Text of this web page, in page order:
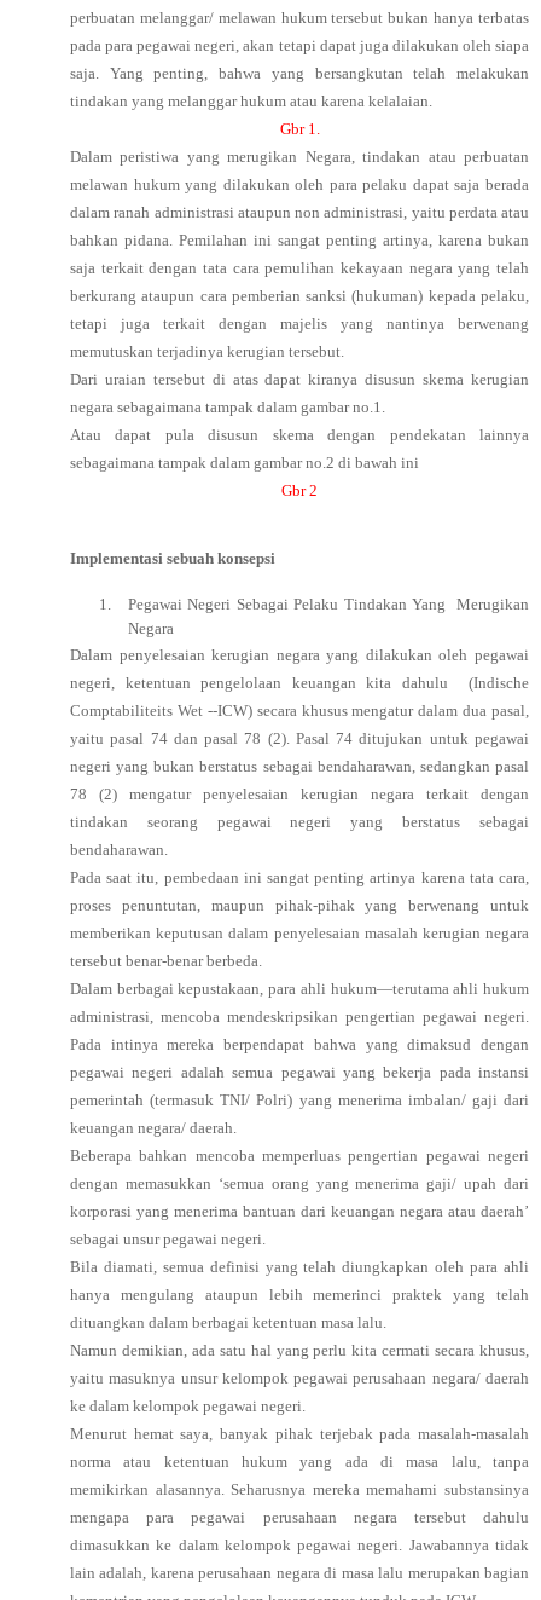
perbuatan melanggar/ melawan hukum tersebut bukan hanya terbatas
pada para pegawai negeri, akan tetapi dapat juga dilakukan oleh siapa
saja. Yang penting, bahwa yang bersangkutan telah melakukan
tindakan yang melanggar hukum atau karena kelalaian.
Gbr 1.
Dalam peristiwa yang merugikan Negara, tindakan atau perbuatan
melawan hukum yang dilakukan oleh para pelaku dapat saja berada
dalam ranah administrasi ataupun non administrasi, yaitu perdata atau
bahkan pidana. Pemilahan ini sangat penting artinya, karena bukan
saja terkait dengan tata cara pemulihan kekayaan negara yang telah
berkurang ataupun cara pemberian sanksi (hukuman) kepada pelaku,
tetapi juga terkait dengan majelis yang nantinya berwenang
memutuskan terjadinya kerugian tersebut.
Dari uraian tersebut di atas dapat kiranya disusun skema kerugian
negara sebagaimana tampak dalam gambar no.1.
Atau dapat pula disusun skema dengan pendekatan lainnya
sebagaimana tampak dalam gambar no.2 di bawah ini
Gbr 2
Implementasi sebuah konsepsi
1.
Pegawai Negeri Sebagai Pelaku Tindakan Yang Merugikan
Negara
Dalam penyelesaian kerugian negara yang dilakukan oleh pegawai
negeri, ketentuan pengelolaan keuangan kita dahulu (Indische
Comptabiliteits Wet --ICW) secara khusus mengatur dalam dua pasal,
yaitu pasal 74 dan pasal 78 (2). Pasal 74 ditujukan untuk pegawai
negeri yang bukan berstatus sebagai bendaharawan, sedangkan pasal
78 (2) mengatur penyelesaian kerugian negara terkait dengan
tindakan seorang pegawai negeri yang berstatus sebagai
bendaharawan.
Pada saat itu, pembedaan ini sangat penting artinya karena tata cara,
proses penuntutan, maupun pihak-pihak yang berwenang untuk
memberikan keputusan dalam penyelesaian masalah kerugian negara
tersebut benar-benar berbeda.
Dalam berbagai kepustakaan, para ahli hukum—terutama ahli hukum
administrasi, mencoba mendeskripsikan pengertian pegawai negeri.
Pada intinya mereka berpendapat bahwa yang dimaksud dengan
pegawai negeri adalah semua pegawai yang bekerja pada instansi
pemerintah (termasuk TNI/ Polri) yang menerima imbalan/ gaji dari
keuangan negara/ daerah.
Beberapa bahkan mencoba memperluas pengertian pegawai negeri
dengan memasukkan ‘semua orang yang menerima gaji/ upah dari
korporasi yang menerima bantuan dari keuangan negara atau daerah’
sebagai unsur pegawai negeri.
Bila diamati, semua definisi yang telah diungkapkan oleh para ahli
hanya mengulang ataupun lebih memerinci praktek yang telah
dituangkan dalam berbagai ketentuan masa lalu.
Namun demikian, ada satu hal yang perlu kita cermati secara khusus,
yaitu masuknya unsur kelompok pegawai perusahaan negara/ daerah
ke dalam kelompok pegawai negeri.
Menurut hemat saya, banyak pihak terjebak pada masalah-masalah
norma atau ketentuan hukum yang ada di masa lalu, tanpa
memikirkan alasannya. Seharusnya mereka memahami substansinya
mengapa para pegawai perusahaan negara tersebut dahulu
dimasukkan ke dalam kelompok pegawai negeri. Jawabannya tidak
lain adalah, karena perusahaan negara di masa lalu merupakan bagian